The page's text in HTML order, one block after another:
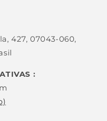
427, 07043-060,
: